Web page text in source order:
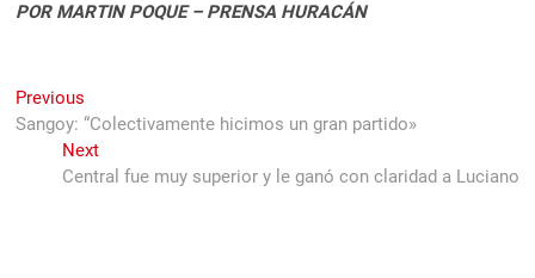
POR MARTIN POQUE – PRENSA HURACÁN
Navegación
de
entradas
Previous
post:
Sangoy: “Colectivamente hicimos un gran partido»
NextNext
post:
Central fue muy superior y le ganó con claridad a Luciano